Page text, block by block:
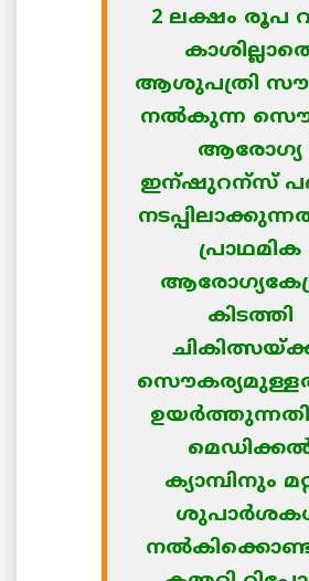
2 ലക്ഷം രൂപ
ആശുപത്രി
നല്‍കുന്ന
ആരോഗ്യ
ഇന്ഷുറന്സ്
പ്രാഥമിക
കിടത്തി
ക്യാമ്പിനും